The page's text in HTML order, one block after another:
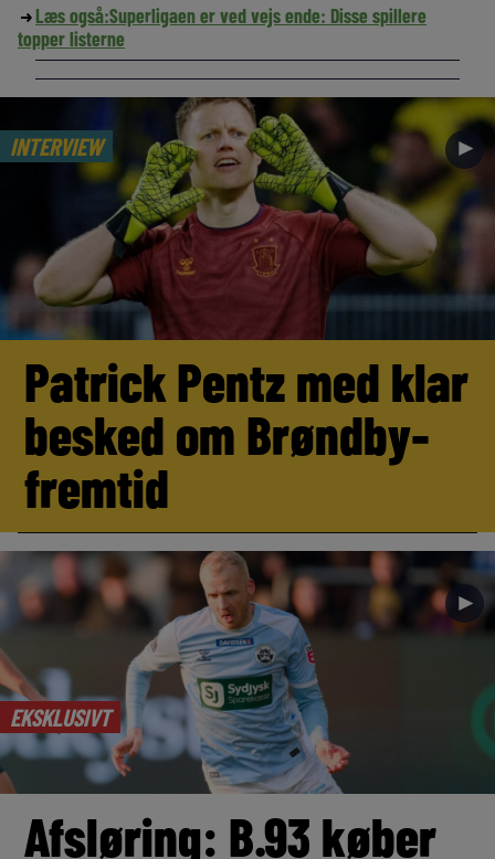
Læs også:Superligaen er ved vejs ende: Disse spillere
topper listerne
INTERVIEW ►
Patrick Pentz med klar
besked om Brøndby-
fremtid
EKSKLUSIVT
►
Afsløring: B.93 køber